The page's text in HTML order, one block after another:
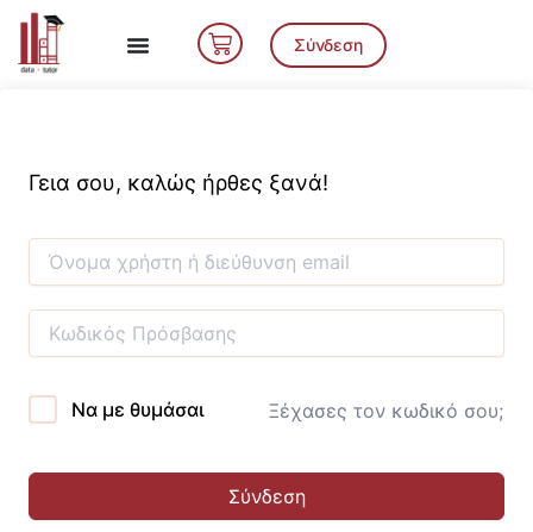
Μετάβαση
περιεχόμενο
Cart Σύνδεση
Γεια σου, καλώς ήρθες ξανά!
Να με θυμάσαι Ξέχασες τον κωδικό σου;
Σύνδεση